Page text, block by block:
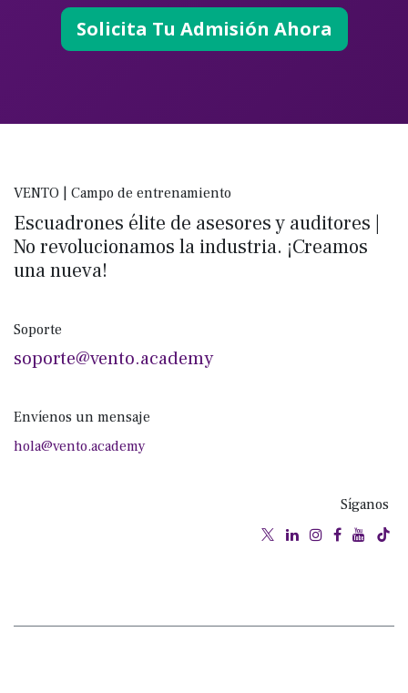
Solicita Tu Admisión Ahora
VENTO | Campo de entrenamiento
Escuadrones élite de asesores y auditores |
No revolucionamos la industria. ¡Creamos
una nueva!
Soporte
soporte@vento.academy
Envíenos un mensaje
hola@vento.academy
Síganos